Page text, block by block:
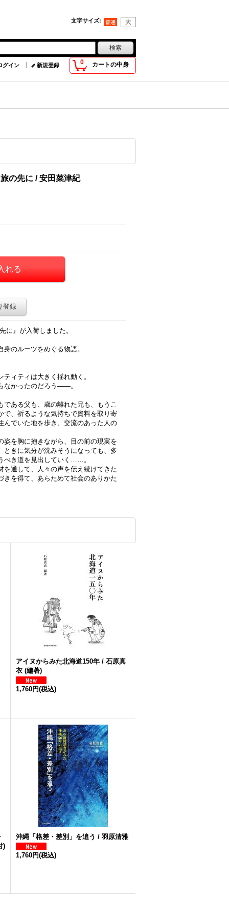
文字サイズ:
0 カートの中身
グイン 新規登録
の先に / 安田菜津紀
登録
に』が入荷しました。
のルーツをめぐる物語。
ィティは大きく揺れ動く。
なかったのだろう――。
ある父も、歳の離れた兄も、もうこ
で、祈るような気持ちで資料を取り寄
んでいた地を歩き、交流のあった人の
を胸に抱きながら、目の前の現実を
きに気分が沈みそうになっても、多
べき道を見出していく……。
通して、人々の声を伝え続けてきた
を得て、あらためて社会のありかた
アイヌからみた北海道150年 / 石原真
衣 (編著)
1,760円(税込)
)
沖縄「格差・差別」を追う / 羽原清雅
1,760円(税込)